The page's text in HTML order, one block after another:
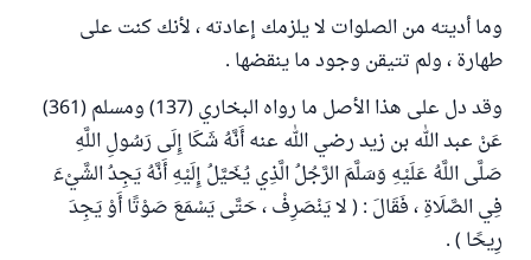
وما أديته من الصلوات لا يلزمك إعادته ، لأنك كنت على
طهارة ، ولم تتيقن وجود ما ينقضها .
وقد دل على هذا الأصل ما رواه البخاري (137) ومسلم (361)
عَنْ عبد الله بن زيد رضي الله عنه أَنَّهُ شَكَا إِلَى رَسُولِ اللَّهِ
صَلَّى اللَّهُ عَلَيْهِ وَسَلَّمَ الرَّجُلُ الَّذِي يُخَيَّلُ إِلَيْهِ أَنَّهُ يَجِدُ الشَّيْءَ
فِي الصَّلَاةِ ، فَقَالَ : ( لا يَنْصَرِفْ ، حَتَّى يَسْمَعَ صَوْتًا أَوْ يَجِدَ
رِيحًا ) .